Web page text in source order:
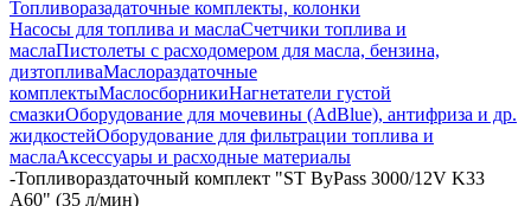
Топливоразадаточные комплекты, колонки
Насосы для топлива и маслаСчетчики топлива и
маслаПистолеты с расходомером для масла, бензина,
дизтопливаМаслораздаточные
комплектыМаслосборникиНагнетатели густой
смазкиОборудование для мочевины (AdBlue), антифриза и др.
жидкостейОборудование для фильтрации топлива и
маслаАксессуары и расходные материалы
-Топливораздаточный комплект "ST ByPass 3000/12V K33
A60" (35 л/мин)